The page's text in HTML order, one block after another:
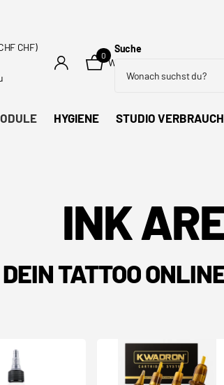
Suche
CHF)
0
Warenkorb
HYGIENE STUDIO VERBRAUCH
INK
DEIN TATTOO